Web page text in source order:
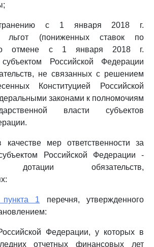
с 1 января 2018 г.
льгот (пониженных ставок по
отмене с 1 января 2018 г.
Российской Федерации
не связанных с решением
Конституцией Российской
законами к полномочиям
власти субъектов
качестве мер ответственности за
Российской Федерации -
дотации обязательств,
пункта 1 перечня, утвержденного
Федерации, у которых в
отчетных финансовых лет